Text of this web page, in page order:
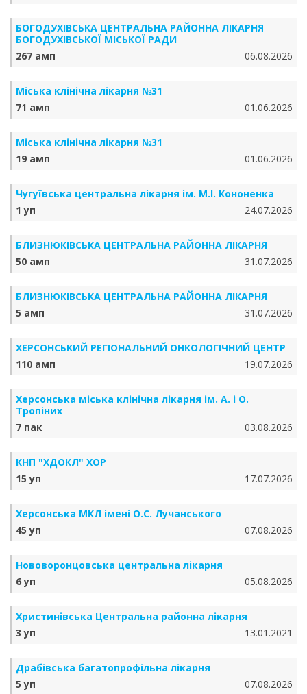
БОГОДУХІВСЬКА ЦЕНТРАЛЬНА РАЙОННА ЛІКАРНЯ
БОГОДУХІВСЬКОЇ МІСЬКОЇ РАДИ
267 амп
06.08.2026
Міська клінічна лікарня №31
71 амп
01.06.2026
Міська клінічна лікарня №31
19 амп
01.06.2026
Чугуївська центральна лікарня ім. М.І. Кононенка
1 уп
24.07.2026
БЛИЗНЮКІВСЬКА ЦЕНТРАЛЬНА РАЙОННА ЛІКАРНЯ
50 амп
31.07.2026
БЛИЗНЮКІВСЬКА ЦЕНТРАЛЬНА РАЙОННА ЛІКАРНЯ
5 амп
31.07.2026
ХЕРСОНСЬКИЙ РЕГІОНАЛЬНИЙ ОНКОЛОГІЧНИЙ ЦЕНТР
110 амп
19.07.2026
Херсонська міська клінічна лікарня ім. А. і О.
Тропіних
7 пак
03.08.2026
КНП "ХДОКЛ" ХОР
15 уп
17.07.2026
Херсонська МКЛ імені О.С. Лучанського
45 уп
07.08.2026
Нововоронцовська центральна лікарня
6 уп
05.08.2026
Христинівська Центральна районна лікарня
3 уп
13.01.2021
Драбівська багатопрофільна лікарня
5 уп
07.08.2026